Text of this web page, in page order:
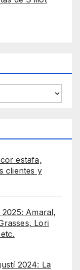
estafa,
clientes y
Amaral,
Lori
2024: La